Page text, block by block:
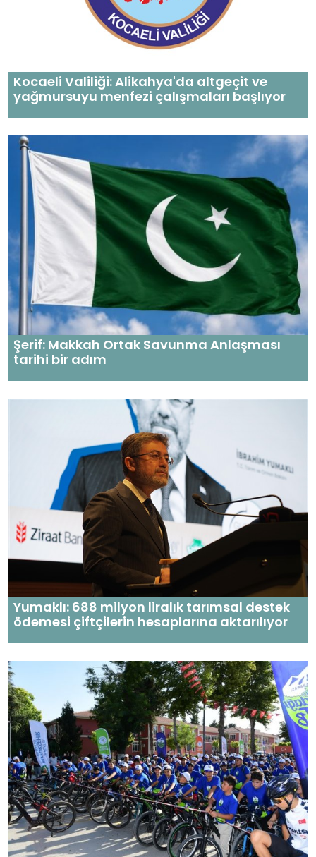
Kocaeli Valiliği: Alikahya'da altgeçit ve
yağmursuyu menfezi çalışmaları başlıyor
Şerif: Makkah Ortak Savunma Anlaşması
tarihi bir adım
Yumaklı: 688 milyon liralık tarımsal destek
ödemesi çiftçilerin hesaplarına aktarılıyor